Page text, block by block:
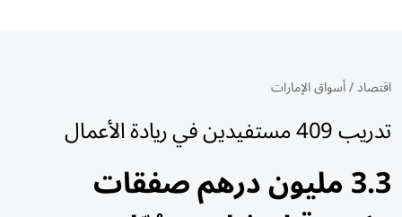
اقتصاد/أسواق الإمارات
تدريب 409 مستفيدين في ريادة الأعمال
3.3 مليون درهم صفقات